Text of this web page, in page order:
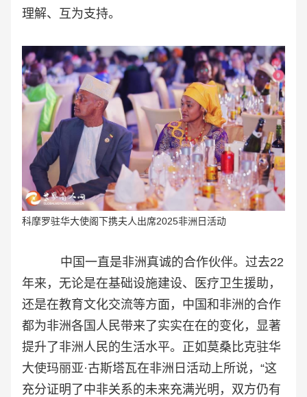
理解、互为支持。
科摩罗驻华大使阁下携夫人出席2025非洲日活动
中国一直是非洲真诚的合作伙伴。过去22
年来，无论是在基础设施建设、医疗卫生援助，
还是在教育文化交流等方面，中国和非洲的合作
都为非洲各国人民带来了实实在在的变化，显著
提升了非洲人民的生活水平。正如莫桑比克驻华
大使玛丽亚·古斯塔瓦在非洲日活动上所说，“这
充分证明了中非关系的未来充满光明，双方仍有